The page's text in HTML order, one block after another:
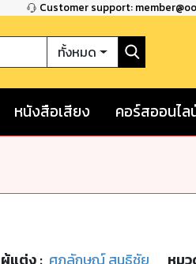
Customer support:
ทั้งหมด
หนังสือเสียง คอร์สออนไล
ผู้แต่ง : ศุภลักษณ์ สนธิชัย หม